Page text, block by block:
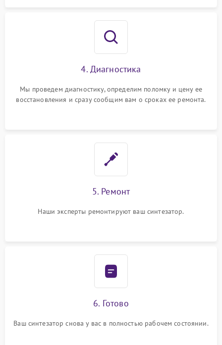
4. Диагностика
Мы проведем диагностику, определим поломку и цену ее
восстановления и сразу сообщим вам о сроках ее ремонта.
5. Ремонт
Наши эксперты ремонтируют ваш синтезатор.
6. Готово
Ваш синтезатор снова у вас в полностью рабочем состоянии.